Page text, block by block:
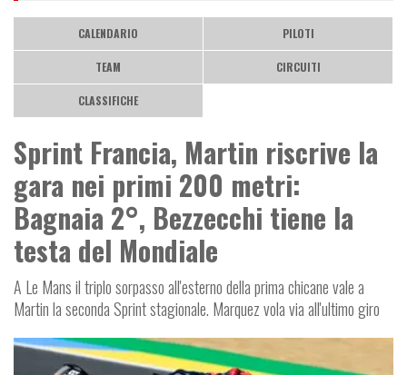
CALENDARIO PILOTI
TEAM CIRCUITI
CLASSIFICHE
Sprint Francia, Martin riscrive la
gara nei primi 200 metri:
Bagnaia 2°, Bezzecchi tiene la
testa del Mondiale
A Le Mans il triplo sorpasso all'esterno della prima chicane vale a
Martin la seconda Sprint stagionale. Marquez vola via all'ultimo giro